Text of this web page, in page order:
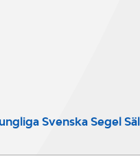
Svenska Segel